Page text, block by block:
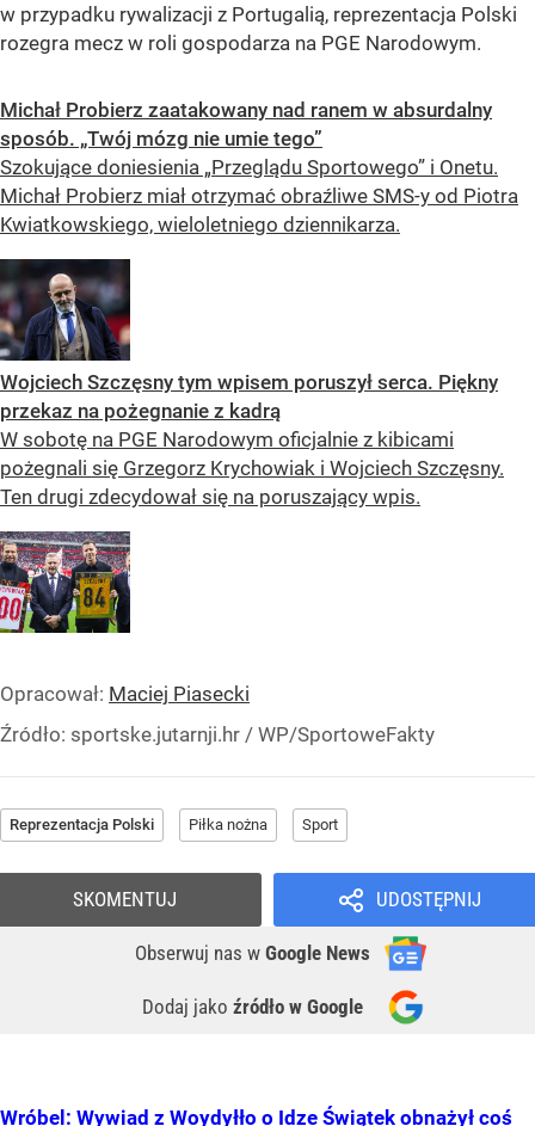
w przypadku rywalizacji z Portugalią, reprezentacja Polski
rozegra mecz w roli gospodarza na PGE Narodowym.
Michał Probierz zaatakowany nad ranem w absurdalny
sposób. „Twój mózg nie umie tego”
Szokujące doniesienia „Przeglądu Sportowego” i Onetu.
Michał Probierz miał otrzymać obraźliwe SMS-y od Piotra
Kwiatkowskiego, wieloletniego dziennikarza.
Wojciech Szczęsny tym wpisem poruszył serca. Piękny
przekaz na pożegnanie z kadrą
W sobotę na PGE Narodowym oficjalnie z kibicami
pożegnali się Grzegorz Krychowiak i Wojciech Szczęsny.
Ten drugi zdecydował się na poruszający wpis.
Opracował: Maciej Piasecki
Źródło: sportske.jutarnji.hr / WP/SportoweFakty
Reprezentacja Polski Piłka nożna Sport
UDOSTĘPNIJ
Obserwuj nas w Google News
Dodaj jako źródło w Google
SKOMENTUJ
Wróbel: Wywiad z Woydyłło o Idze Świątek obnażył coś